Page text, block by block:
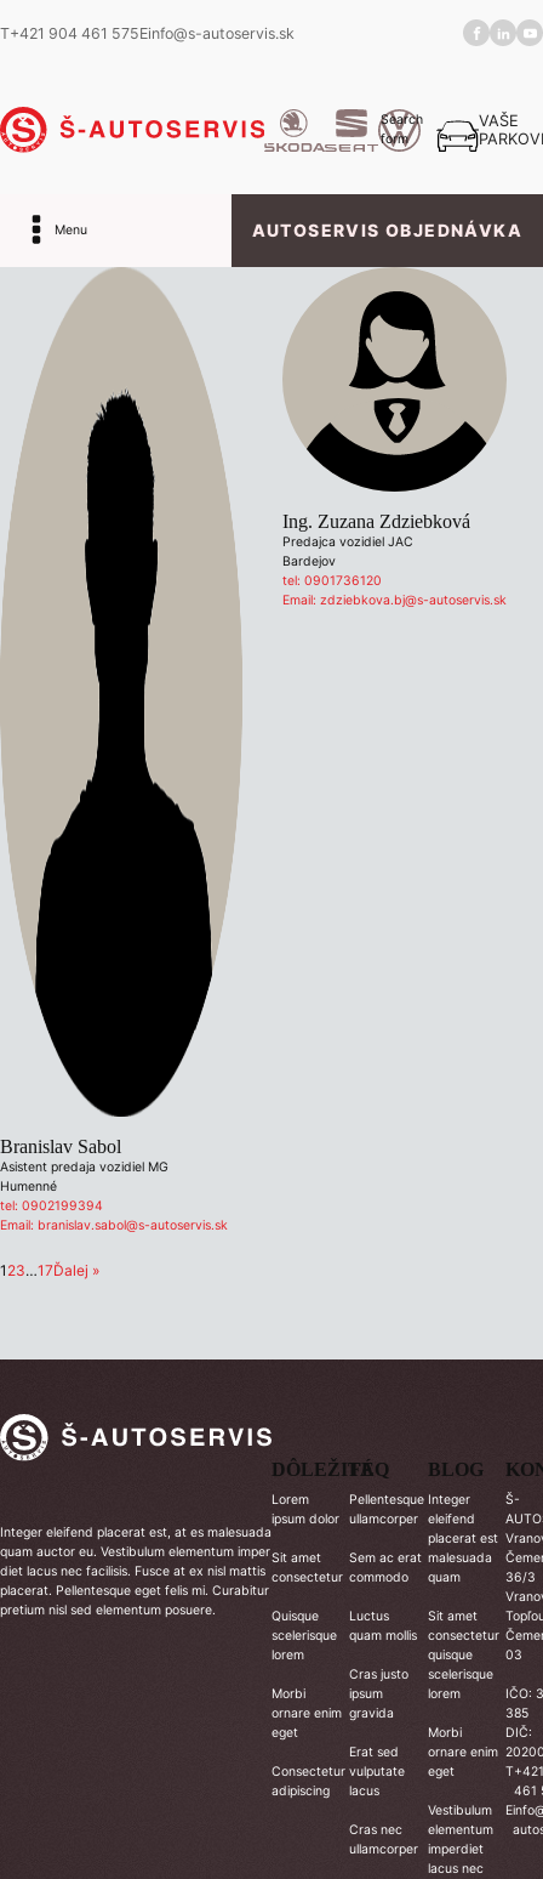
T+421 904 461 575Einfo@s-autoservis.sk
Search
form
VAŠE
Menu AUTOSERVIS OBJEDNÁVKA
Branislav Sabol
Asistent predaja vozidiel MG
Humenné
tel: 0902199394
Email: branislav.sabol@s-autoservis.sk
Ing. Zuzana Zdziebková
Predajca vozidiel JAC
Bardejov
tel:0901736120
Email:zdziebkova.bj@s-autoservis.sk
1 23…17Ďalej »
Integer eleifend placerat est, at es malesuada
quam auctor eu. Vestibulum elementum imper
diet lacus nec facilisis. Fusce at ex nisl mattis
placerat. Pellentesque eget felis mi. Curabitur
pretium nisl sed elementum posuere.
DÔLEŽITÉ
Lorem
ipsum dolor
Sit amet
consectetur
Quisque
scelerisque
lorem
Morbi
ornare enim
eget
Consectetur
adipiscing
FAQ
Pellentesque
ullamcorper
Sem ac erat
commodo
Luctus
quam mollis
Cras justo
ipsum
gravida
Erat sed
vulputate
lacus
Cras nec
ullamcorper
BLOG
Integer
eleifend
placerat est
malesuada
quam
Sit amet
consectetur
quisque
scelerisque
lorem
Morbi
ornare enim
eget
Vestibulum
elementum
imperdiet
lacus nec
Š-
36/3
03
IČO:
385
DIČ:
T
461
E